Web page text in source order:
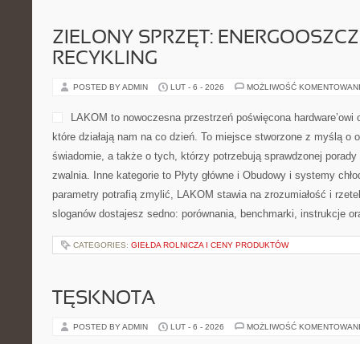
ZIELONY SPRZĘT:
RECYKLING
POSTED BY ADMIN LUT - 6 - 2026 MOŻLIWOŚĆ
LAKOM to nowoczesna przestrzeń poświęcona
które działają nam na co dzień. To miejsce stworzone z myślą o
świadomie, a także o tych, którzy potrzebują sprawdzonej
zwalnia. Inne kategorie to Płyty główne i Obudowy i systemy
parametry potrafią zmylić, LAKOM stawia na zrozumiałość i
sloganów dostajesz sedno: porównania, benchmarki, instrukcje
CATEGORIES: GIEŁDA ROLNICZA I CENY PRODUKTÓW
TĘSKNOTA
POSTED BY ADMIN LUT - 6 - 2026 MOŻLIWOŚĆ